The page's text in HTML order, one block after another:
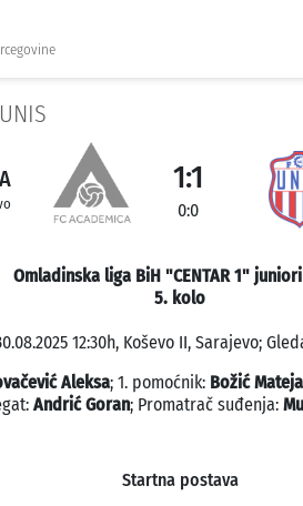
1:1
0:0
Omladinska liga BiH "CENTAR 1"
5. kolo
12:30h, Koševo II, Sarajevo;
Aleksa; 1. pomoćnik: Božić Mateja
Andrić Goran; Promatrač suđenja:
Startna postava